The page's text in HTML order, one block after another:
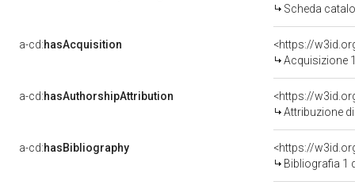
Scheda
a-cd:hasAcquisition
<https://
Acquisizione
a-cd:hasAuthorshipAttribution
Attribuzione
a-cd:hasBibliography
<https://
Bibliografia 1